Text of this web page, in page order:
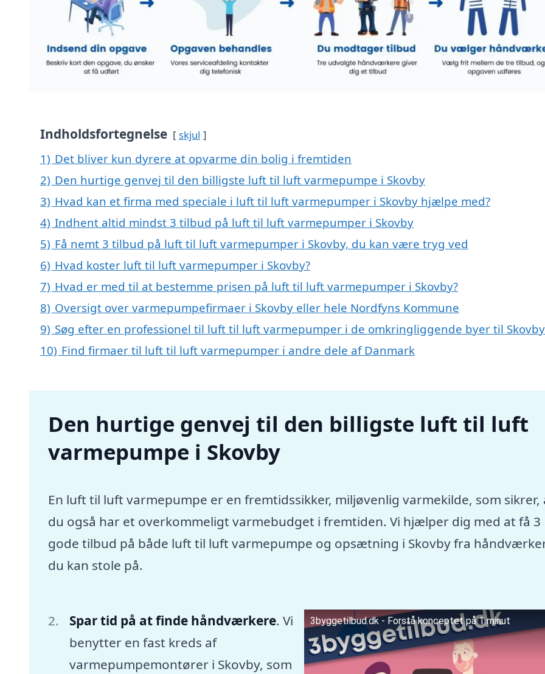
Indholdsfortegnelse skjul
1) Det bliver kun dyrere at opvarme din bolig i fremtiden
2) Den hurtige genvej til den billigste luft til luft varmepumpe i Skovby
3) Hvad kan et firma med speciale i luft til luft varmepumper i Skovby hjælpe med?
4) Indhent altid mindst 3 tilbud på luft til luft varmepumper i Skovby
5) Få nemt 3 tilbud på luft til luft varmepumper i Skovby, du kan være tryg ved
6) Hvad koster luft til luft varmepumper i Skovby?
7) Hvad er med til at bestemme prisen på luft til luft varmepumper i Skovby?
8) Oversigt over varmepumpefirmaer i Skovby eller hele Nordfyns Kommune
9) Søg efter en professionel til luft til luft varmepumper i de omkringliggende byer til
10) Find firmaer til luft til luft varmepumper i andre dele af Danmark
Den hurtige genvej til den billigste luft til luft
varmepumpe i Skovby
En luft til luft varmepumpe er en fremtidssikker, miljøvenlig varmekilde, som sikrer,
du også har et overkommeligt varmebudget i fremtiden. Vi hjælper dig med at få 3
gode tilbud på både luft til luft varmepumpe og opsætning i Skovby fra
du kan stole på.
Spar tid på at finde håndværkere. Vi
benytter en fast kreds af
varmepumpemontører i Skovby, som
3byggetilbud.dk - Forstå konceptet på 1 minut